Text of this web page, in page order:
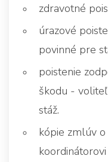
zdravotné
úrazové
povinné pre
poistenie
škodu -
stáž.
kópie zmlúv